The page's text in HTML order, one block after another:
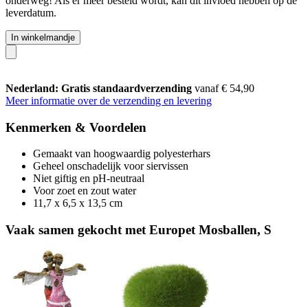
leverdatum.
In winkelmandje
Nederland: Gratis standaardverzending vanaf € 54,90
Meer informatie over de verzending en levering
Kenmerken & Voordelen
Gemaakt van hoogwaardig polyesterhars
Geheel onschadelijk voor siervissen
Niet giftig en pH-neutraal
Voor zoet en zout water
11,7 x 6,5 x 13,5 cm
Vaak samen gekocht met Europet Mosballen, S